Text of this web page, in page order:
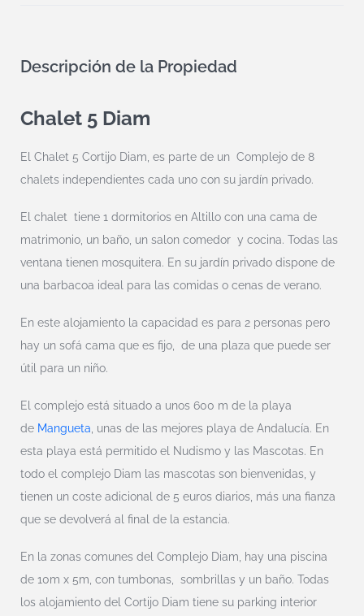
Descripción de la Propiedad
Chalet 5 Diam
El Chalet 5 Cortijo Diam, es parte de un Complejo de 8
chalets independientes cada uno con su jardín privado.
El chalet tiene 1 dormitorios en Altillo con una cama de
matrimonio, un baño, un salon comedor y cocina. Todas las
ventana tienen mosquitera. En su jardín privado dispone de
una barbacoa ideal para las comidas o cenas de verano.
En este alojamiento la capacidad es para 2 personas pero
hay un sofá cama que es fijo, de una plaza que puede ser
útil para un niño.
El complejo está situado a unos 600 m de la playa
de Mangueta , unas de las mejores playa de Andalucía. En
esta playa está permitido el Nudismo y las Mascotas. En
todo el complejo Diam las mascotas son bienvenidas, y
tienen un coste adicional de 5 euros diarios, más una fianza
que se devolverá al final de la estancia.
En la zonas comunes del Complejo Diam, hay una piscina
de 10m x 5m, con tumbonas, sombrillas y un baño. Todas
los alojamiento del Cortijo Diam tiene su parking interior